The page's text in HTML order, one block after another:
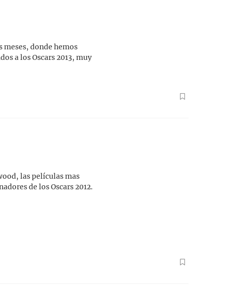
meses, donde hemos
a los Oscars 2013, muy
las películas mas
de los Oscars 2012.